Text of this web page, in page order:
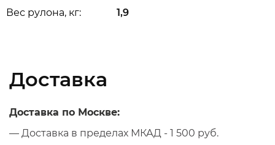
Вес рулона, кг: 1,9
Доставка
Доставка по Москве:
— Доставка в пределах МКАД - 1 500 руб.